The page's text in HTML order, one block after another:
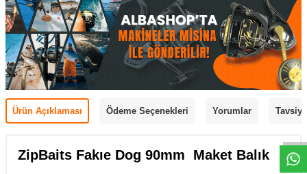
Ürün Açıklaması Ödeme Seçenekleri Yorumlar
ZipBaits Fakıe Dog 90mm Maket Balık